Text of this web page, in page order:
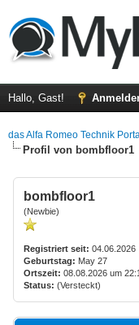
Hallo, Gast!
das Alfa Romeo Technik
Profil von bombfloor1
bombfloor1
(Newbie)
Registriert seit: 04.06.2026
Geburtstag: May 27
Ortszeit: 08.08.2026 um
Status: (Versteckt)